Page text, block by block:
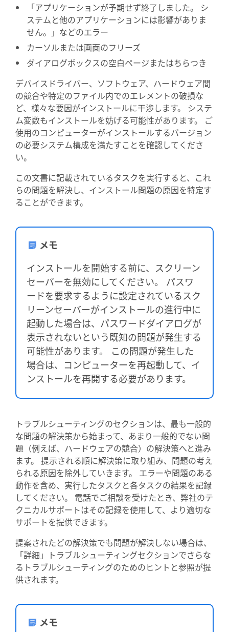
「アプリケーションが予期せず終了しました。 シ
ステムと他のアプリケーションには影響がありま
せん。」などのエラー
カーソルまたは画面のフリーズ
ダイアログボックスの空白ページまたはちらつき
デバイスドライバー、ソフトウェア、ハードウェア間
の競合や特定のファイル内でのエレメントの破損な
ど、様々な要因がインストールに干渉します。 システ
ム変数もインストールを妨げる可能性があります。 ご
使用のコンピューターがインストールするバージョン
の必要システム構成を満たすことを確認してくださ
い。
この文書に記載されているタスクを実行すると、これ
らの問題を解決し、インストール問題の原因を特定す
ることができます。
メモ
インストールを開始する前に、スクリーン
セーバーを無効にしてください。 パスワ
ードを要求するように設定されているスク
リーンセーバーがインストールの進行中に
起動した場合は、パスワードダイアログが
表示されないという既知の問題が発生する
可能性があります。 この問題が発生した
場合は、コンピューターを再起動して、イ
ンストールを再開する必要があります。
トラブルシューティングのセクションは、最も一般的
な問題の解決策から始まって、あまり一般的でない問
題（例えば、ハードウェアの競合）の解決策へと進み
ます。 提示される順に解決策に取り組み、問題の考え
られる原因を除外していきます。 エラーや問題のある
動作を含め、実行したタスクと各タスクの結果を記録
してください。 電話でご相談を受けたとき、弊社のテ
クニカルサポートはその記録を使用して、より適切な
サポートを提供できます。
提案されたどの解決策でも問題が解決しない場合は、
「詳細」トラブルシューティングセクションでさらな
るトラブルシューティングのためのヒントと参照が提
供されます。
メモ